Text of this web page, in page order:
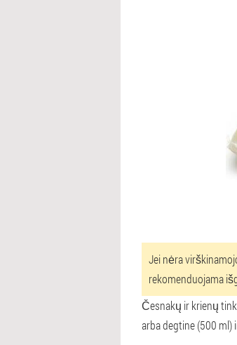
Jei nėra
rekomenduojama
Česnakų ir krienų
arba degtine (500